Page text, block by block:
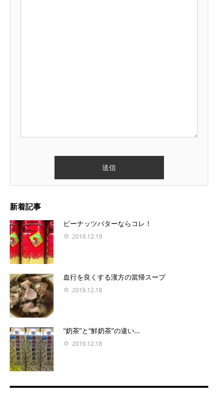
新着記事
ピーナッツバターならコレ！
2019.12.19
血行を良くする漢方の當帰スープ
2019.12.18
“奶茶”と“鮮奶茶”の違い…
2019.12.18